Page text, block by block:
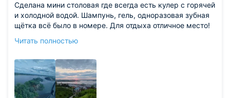
Сделана мини столовая где всегда есть кулер с горячей
и холодной водой. Шампунь, гель, одноразовая зубная
щётка всё было в номере. Для отдыха отличное место!
окна выходят на лес. Парковка, мангалы, беседки всё
наш прекрасный отдых.
Читать полностью